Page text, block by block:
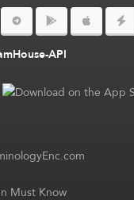
API
Must Know